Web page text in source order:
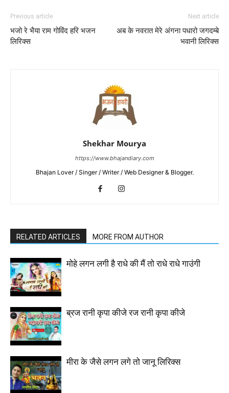
Previous article
भजो रे भैया राम गोविंद हरि भजन
लिरिक्स
Next article
अब के नवरात मेरे अंगना पधारो जगदम्बे
भवानी लिरिक्स
Shekhar Mourya
https://www.bhajandiary.com
Bhajan Lover / Singer / Writer / Web Designer & Blogger.
RELATED ARTICLES MORE FROM AUTHOR
मोहे लगन लगी है राधे की मैं तो राधे राधे गाउंगी
ब्रज रानी कृपा कीजे रज रानी कृपा कीजे
मीरा के जैसे लगन लगे तो जानू लिरिक्स